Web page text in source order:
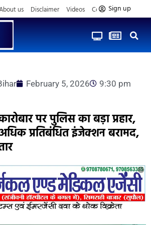
us Disclaimer Videos Contact us
Sign up
February 5, 2026
9:30 pm
पर पुलिस का बड़ा प्रहार,
प्रतिबंधित इंजेक्शन बरामद,